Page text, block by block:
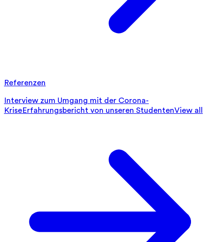
Referenzen
Interview zum Umgang mit der Corona-
KriseErfahrungsbericht von unseren StudentenView all